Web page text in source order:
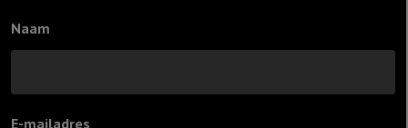
Naam
E-mailadres